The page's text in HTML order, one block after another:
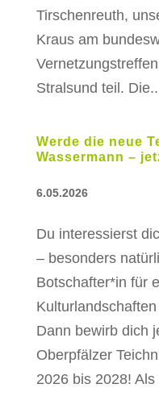
Tirschenreuth,
Kraus am
Stralsund teil.
Werde die neue
Wassermann –
6.05.2026
Du interessierst
– besonders
Botschafter*in für
Dann bewirb dich
Oberpfälzer
2026 bis 2028! Als